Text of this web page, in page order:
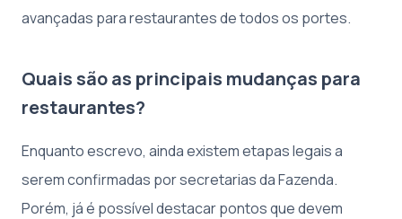
avançadas para restaurantes de todos os portes.
Quais são as principais mudanças para
restaurantes?
Enquanto escrevo, ainda existem etapas legais a
serem confirmadas por secretarias da Fazenda.
Porém, já é possível destacar pontos que devem